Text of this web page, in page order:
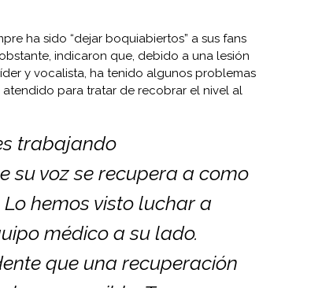
ha sido “dejar boquiabiertos” a sus fans
indicaron que, debido a una lesión
y vocalista, ha tenido algunos problemas
para tratar de recobrar el nivel al
trabajando
su voz se recupera a como
hemos visto luchar a
médico a su lado.
que una recuperación